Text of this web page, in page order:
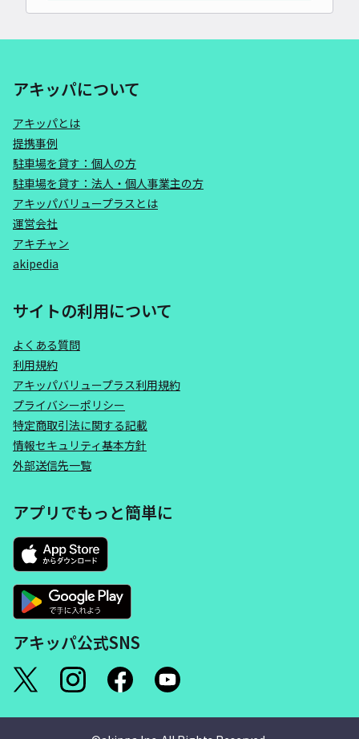
アキッパについて
アキッパとは
提携事例
駐車場を貸す：個人の方
駐車場を貸す：法人・個人事業主の方
アキッパバリュープラスとは
運営会社
アキチャン
akipedia
サイトの利用について
よくある質問
利用規約
アキッパバリュープラス利用規約
プライバシーポリシー
特定商取引法に関する記載
情報セキュリティ基本方針
外部送信先一覧
アプリでもっと簡単に
アキッパ公式SNS